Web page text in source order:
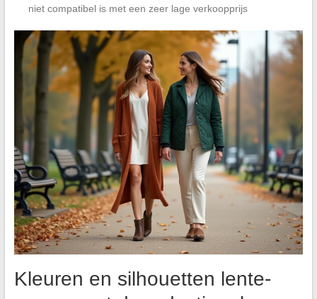
niet compatibel is met een zeer lage verkoopprijs
Kleuren en silhouetten lente-